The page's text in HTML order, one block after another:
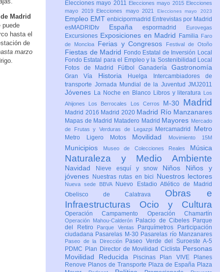
Madrid
puede
hasta el
de
marzo
Elecciones mayo 2011 Elecciones mayo 2015 Elecciones
mayo 2019
Elecciones mayo 2021 Elecciones mayo 2023
Empleo EMT enbicipormadrid Entrevistas por Madrid
esMADRIDtv Españaespormadrid Eurovegas
Excursiones Exposiciones en Madrid Familia Faro
de Moncloa
Ferias y Congresos Festival de Otoño
Fiestas de Madrid Fondo Estatal de Inversión Local
Fondo Estatal para el Empleo y la Sostenibilidad Local
Fotos de Madrid
FútbolGanaderíaGastronomía
Gran Vía Historia Huelga
Intercambiadores de
transporte Jornada Mundial de la Juventud JMJ2011
Jóvenes La Noche en Blanco Libros y literatura
Los
Ahijones
Los Berrocales Los Cerros M-30 Madrid
Madrid 2016 Madrid 2020 Madrid Río Manzanares
Mapas de Madrid Matadero Madrid Mayores Mercado
de Frutas y Verduras de Legazpi
Mercamadrid Metro
Metro Ligero Motos Movilidad Movimiento 15M
Municipios Museo de Colecciones Reales Música
Naturaleza y Medio Ambiente
Navidad Nieve esquí y snow Niños Niños y
jóvenes
Nuestras rutas en bici Nuestros lectores
Nueva sede BBVA
Nuevo Estadio Atlético de Madrid
Obelisco de Calatrava Obras e
Infraestructuras Ocio y Cultura
Operación Campamento Operación Chamartín
Operación Mahou-Calderón Palacio de Cibeles Parque
del Retiro
Parque Ventas Parquímetros
Participación
ciudadana Pasarelas M-30 Pasarelas río Manzanares
Paseo de la Dirección
Paseo Verde del Suroeste A-5
PDMC Plan Director de Movilidad Ciclista Personas
Movilidad Reducida
Piscinas Plan VIVE
Planes
Renove Planos de Transporte Plaza de España Plaza